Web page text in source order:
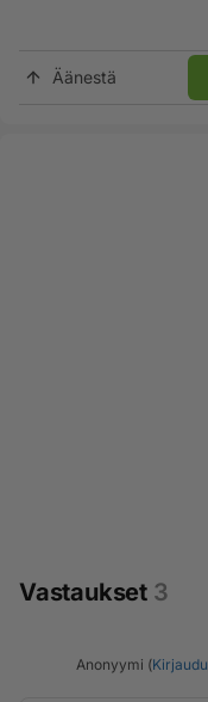
Äänestä
Vastaukset 3
Anonyymi (Kirjaudu